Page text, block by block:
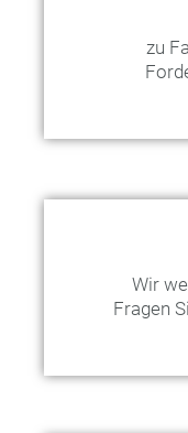
zu
Wir
Fragen